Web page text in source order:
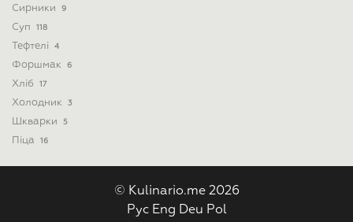
Сирники 9
Суп 118
Тефтелі 4
Форшмак 6
Хліб 17
Холодник 3
Шкварки 5
Піца 16
© Kulinario.me 2026
Рус Eng Deu Pol